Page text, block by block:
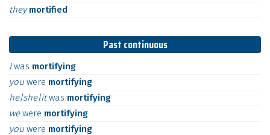
theymortified
Past continuous
Iwas mortifying
you were mortifying
he|she|itwas mortifying
wewere mortifying
you were mortifying